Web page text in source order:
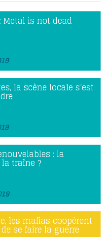
Metal is not dead
la scène locale s’est
: la
traîne ?
les mafias coopèrent
se faire la guerre